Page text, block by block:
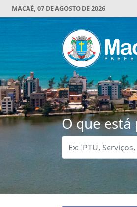
MACAÉ, 07 DE AGOSTO DE 2026
O que está